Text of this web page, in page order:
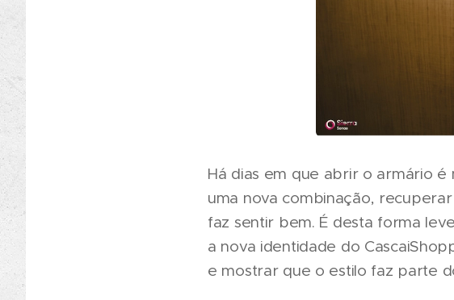
Há dias em que abrir o armário
uma nova combinação,
faz sentir bem. É desta forma
a nova identidade do
e mostrar que o estilo faz parte